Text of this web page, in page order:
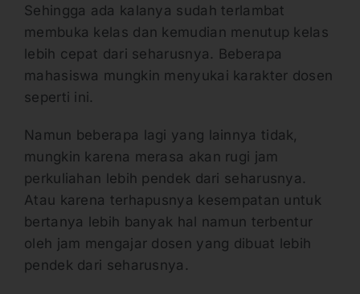
Sehingga ada kalanya sudah terlambat
membuka kelas dan kemudian menutup kelas
lebih cepat dari seharusnya. Beberapa
mahasiswa mungkin menyukai karakter dosen
seperti ini.
Namun beberapa lagi yang lainnya tidak,
mungkin karena merasa akan rugi jam
perkuliahan lebih pendek dari seharusnya.
Atau karena terhapusnya kesempatan untuk
bertanya lebih banyak hal namun terbentur
oleh jam mengajar dosen yang dibuat lebih
pendek dari seharusnya.